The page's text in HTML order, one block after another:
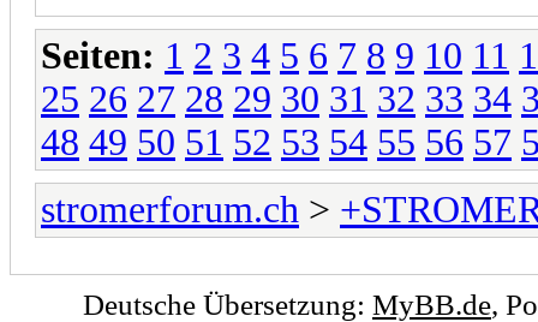
Seiten: 1 2 3 4 5 6 7 8 9 10 11
25 26 27 28 29 30 31 32 33 34
48 49 50 51 52 53 54 55 56 57
stromerforum.ch >
Deutsche Übersetzung: MyBB.de,